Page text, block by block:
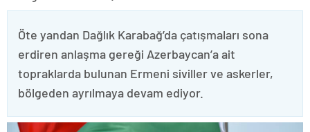
Öte yandan Dağlık Karabağ’da çatışmaları sona
erdiren anlaşma gereği Azerbaycan’a ait
topraklarda bulunan Ermeni siviller ve askerler,
bölgeden ayrılmaya devam ediyor.